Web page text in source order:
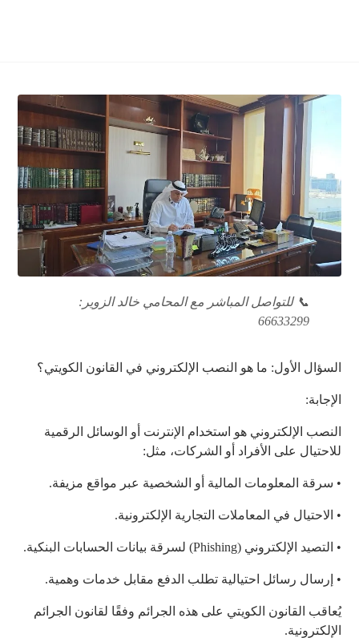
📞 للتواصل المباشر مع المحامي خالد الزوير:
66633299
السؤال الأول: ما هو النصب الإلكتروني في القانون الكويتي؟
الإجابة:
النصب الإلكتروني هو استخدام الإنترنت أو الوسائل الرقمية
للاحتيال على الأفراد أو الشركات، مثل:
• سرقة المعلومات المالية أو الشخصية عبر مواقع مزيفة.
• الاحتيال في المعاملات التجارية الإلكترونية.
• التصيد الإلكتروني (Phishing) لسرقة بيانات الحسابات البنكية.
• إرسال رسائل احتيالية تطلب الدفع مقابل خدمات وهمية.
يُعاقب القانون الكويتي على هذه الجرائم وفقًا لقانون الجرائم
الإلكترونية.